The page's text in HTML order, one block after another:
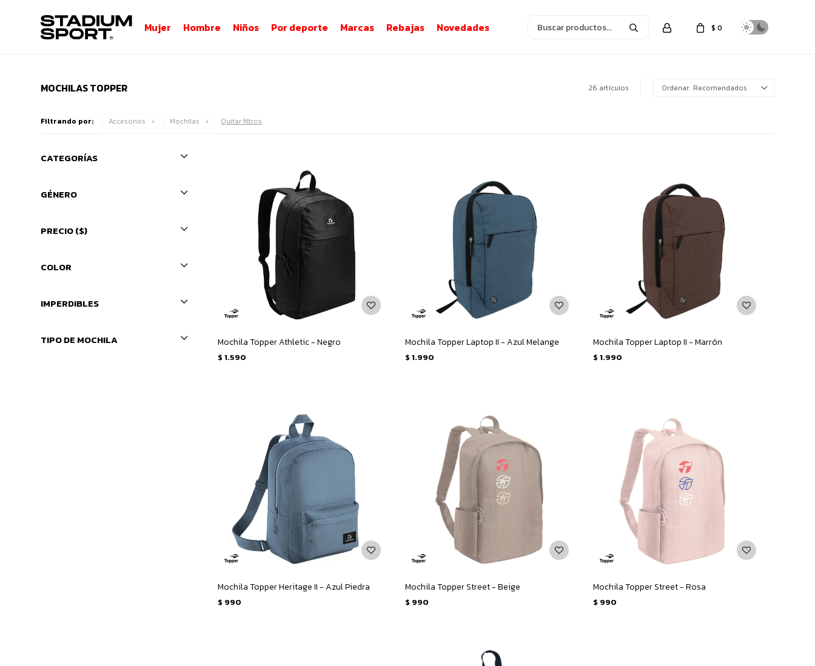
Mujer Hombre Niños Por deporte Marcas Rebajas Novedades $ 0
MOCHILAS TOPPER 26 artículos Recomendados
Filtrando por: Accesorios Mochilas Quitar filtros
Mochila Topper Athletic - Negro
$ 1.590
Mochila Topper Laptop II - Azul Melange
$ 1.990
Mochila Topper Laptop II - Marrón
$ 1.990
Mochila Topper Heritage II - Azul Piedra
$ 990
Mochila Topper Street - Beige
$ 990
Mochila Topper Street - Rosa
$ 990
CATEGORÍAS
GÉNERO
PRECIO($)
COLOR
IMPERDIBLES
TIPO DE MOCHILA